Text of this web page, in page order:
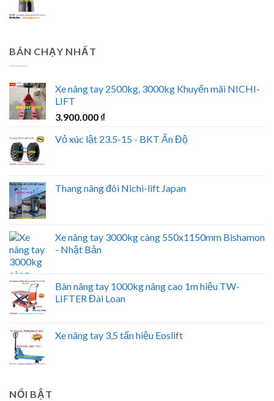
BÁN CHẠY NHẤT
Xe nâng tay 2500kg, 3000kg Khuyến mãi NICHI-
LIFT
3.900.000 ₫
Vỏ xúc lật 23.5-15 - BKT Ấn Độ
Thang nâng đôi Nichi-lift Japan
Xe nâng tay 3000kg càng 550x1150mm Bishamon
- Nhật Bản
Bàn nâng tay 1000kg nâng cao 1m hiệu TW-
LIFTER Đài Loan
Xe nâng tay 3,5 tấn hiệu Eoslift
NỔI BẬT